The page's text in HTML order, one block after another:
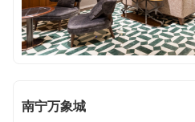
南宁万象城